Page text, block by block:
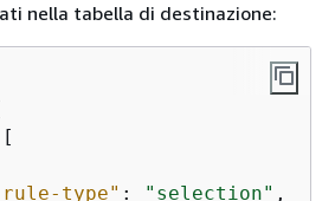
nella tabella di destinazione:
type" : "selection" ,